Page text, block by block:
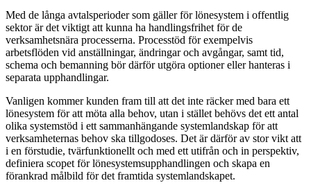
Med de långa avtalsperioder som gäller för lönesystem i offentlig
sektor är det viktigt att kunna ha handlingsfrihet för de
verksamhetsnära processerna. Processtöd för exempelvis
arbetsflöden vid anställningar, ändringar och avgångar, samt tid,
schema och bemanning bör därför utgöra optioner eller hanteras i
separata upphandlingar.
Vanligen kommer kunden fram till att det inte räcker med bara ett
lönesystem för att möta alla behov, utan i stället behövs det ett antal
olika systemstöd i ett sammanhängande systemlandskap för att
verksamheternas behov ska tillgodoses. Det är därför av stor vikt att
i en förstudie, tvärfunktionellt och med ett utifrån och in perspektiv,
definiera scopet för lönesystemsupphandlingen och skapa en
förankrad målbild för det framtida systemlandskapet.